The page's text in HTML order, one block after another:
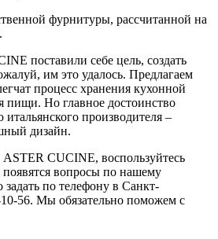
фурнитуры, рассчитанной на
поставили себе цель, создать
им это удалось. Предлагаем
процесс хранения кухонной
пищи. Но главное достоинство
производителя –
дизайн.
CUCINE, воспользуйтесь
вопросы по нашему
по телефону в Санкт-
56. Мы обязательно поможем с